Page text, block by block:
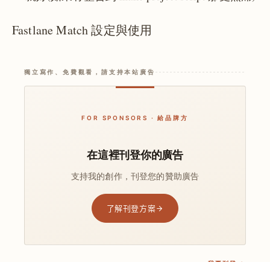
Fastlane Match 設定與使用
獨立寫作、免費觀看，請支持本站廣告
FOR SPONSORS · 給品牌方
在這裡刊登你的廣告
支持我的創作，刊登您的贊助廣告
了解刊登方案